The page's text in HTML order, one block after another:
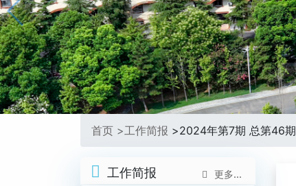
首页 >工作简报 >2024年第7期 总第46期
工作简报 更多...